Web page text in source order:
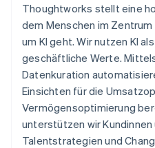
Thoughtworks stellt eine
dem Menschen im
um KI geht. Wir nutzen KI
geschäftliche Werte.
Datenkuration
Einsichten für die
Vermögensoptimierung
unterstützen wir
Talentstrategien und